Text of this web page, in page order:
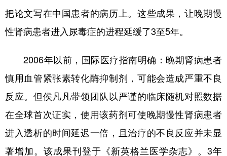
把论文写在中国患者的病历上。这些成果，让晚期慢
性肾病患者进入尿毒症的进程延缓了3至5年。
2006年以前，国际医疗指南明确：晚期肾病患者
慎用血管紧张素转化酶抑制剂，可能会造成严重不良
反应。但侯凡凡带领团队以严谨的临床随机对照数据
在全球首次证实，使用该药剂可使晚期慢性肾病患者
进入透析的时间延迟一倍，且治疗的不良反应并未显
著增加。该成果刊登于《新英格兰医学杂志》。3年